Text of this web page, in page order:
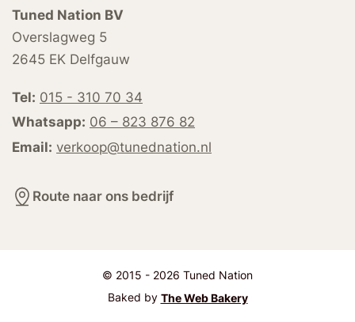
Tuned Nation BV
Overslagweg 5
2645 EK Delfgauw
Tel: 015 - 310 70 34
Whatsapp: 06 – 823 876 82
Email: verkoop@tunednation.nl
Route naar ons bedrijf
© 2015 - 2026 Tuned Nation
Baked by The Web Bakery